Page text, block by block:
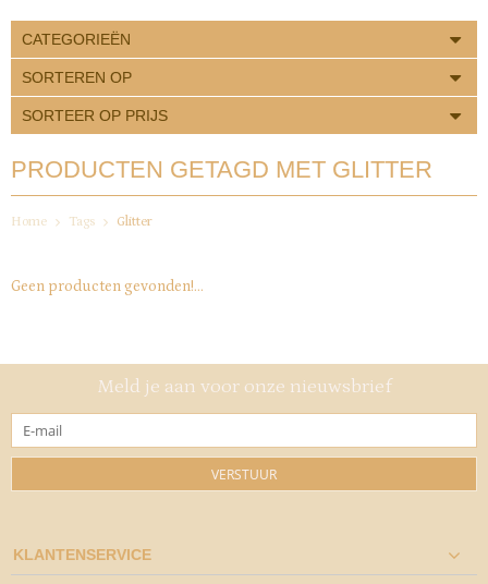
CATEGORIEËN
SORTEREN OP
SORTEER OP PRIJS
PRODUCTEN GETAGD MET GLITTER
Home Tags Glitter
Geen producten gevonden!...
Meld je aan voor onze nieuwsbrief
VERSTUUR
KLANTENSERVICE